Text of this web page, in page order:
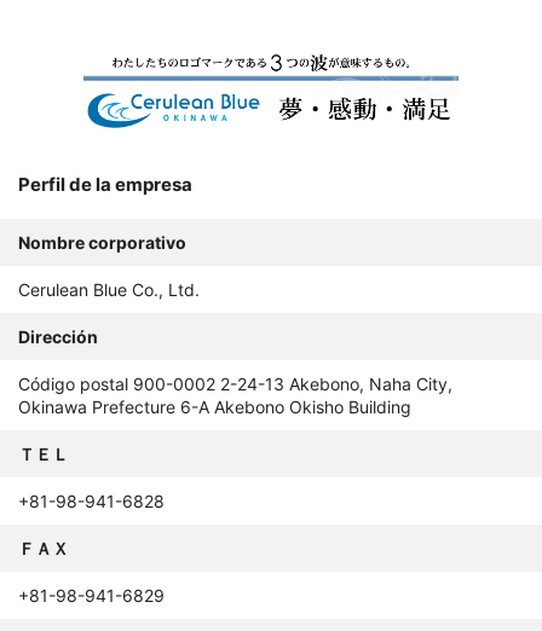
Perfil de la empresa
Nombre corporativo
Cerulean Blue Co., Ltd.
Dirección
Código postal 900-0002 2-24-13 Akebono, Naha City,
Okinawa Prefecture 6-A Akebono Okisho Building
ＴＥＬ
+81-98-941-6828
ＦＡＸ
+81-98-941-6829